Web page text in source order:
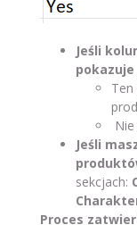
Jeśli
pokazuje
Jeśli
sekcjach:
Proces